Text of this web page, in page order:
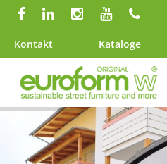
Kontakt Kataloge